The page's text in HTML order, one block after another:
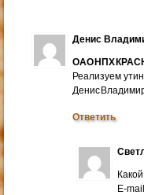
Денис
ОАО НПХ
Реализуем
Денис
Ответить
E-